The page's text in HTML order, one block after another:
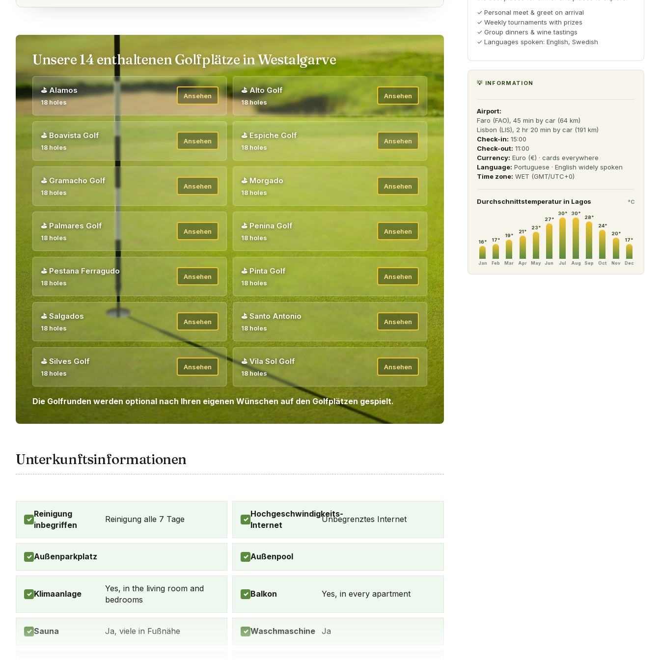
Unsere 14 enthaltenen Golfplätze in Westalgarve
⛳Alamos
18 holes
Ansehen
⛳Alto Golf
18 holes
Ansehen
⛳ Boavista Golf
18 holes
Ansehen
⛳Espiche Golf
18 holes
Ansehen
⛳ Gramacho Golf
18 holes
Ansehen
⛳ Morgado
18 holes
Ansehen
⛳ Palmares Golf
18 holes
Ansehen
⛳ Penina Golf
18 holes
Ansehen
⛳ Pestana Ferragudo
18 holes
Ansehen
⛳Pinta Golf
18 holes
Ansehen
⛳ Salgados
18 holes
Ansehen
⛳ Santo Antonio
18 holes
Ansehen
⛳ Silves Golf
18 holes
Ansehen
⛳ Vila Sol Golf
18 holes
Ansehen
Die Golfrunden werden optional nach Ihren eigenen Wünschen auf den Golfplätzen gespielt.
Unterkunftsinformationen
✓
Reinigung
inbegriffen
Reinigung alle 7 Tage ✓
Hochgeschwindigkeits-
Internet
Unbegrenztes Internet
✓ Außenparkplatz ✓ Außenpool
✓ Klimaanlage
Yes, in the living room and
bedrooms
✓ Balkon Yes, in every apartment
✓ Sauna Ja, viele in Fußnähe ✓ Waschmaschine Ja
✓ Personal meet & greet on arrival
✓ Weekly tournaments with prizes
✓ Group dinners & wine tastings
✓ Languages spoken: English, Swedish
💡 INFORMATION
Airport:
Faro (FAO), 45 min by car (64 km)
Lisbon (LIS), 2 hr 20 min by car (191 km)
Check-in: 15:00
Check-out: 11:00
Currency: Euro (€) · cards everywhere
Language: Portuguese · English widely spoken
Time zone: WET (GMT/UTC+0)
Durchschnittstemperatur in Lagos °C
16°
Jan
17°
Feb
19°
Mar
21°
Apr
23°
May
27°
Jun
30°
Jul
30°
Aug
28°
Sep
24°
Oct
20°
Nov
17°
Dec